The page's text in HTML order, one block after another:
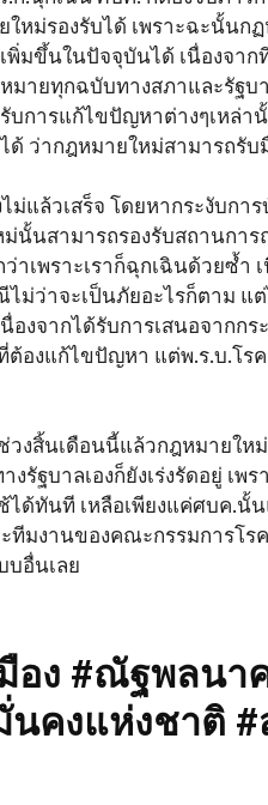
หม่รองรับได้ เพราะฉะนั้นก
ขึ้นในปัจจุบันได้ เนื่องจาก
มายทุกฉบับทางสภาและรัฐ
บการแก้ไขปัญหาต่างๆเหล่
ด้ ว่ากฎหมายใหม่สามารถรั
แล้วเสร็จ โดยหากระงับกา
นั้นสามารถรองรับสถานกา
เพราะเราก็ฉุกเฉินด้วยซ้ำ
ไม่ว่าจะเป็นภัยอะไรก็ตาม
งจากได้รับการเสนอจากก
ต้องแก้ไขปัญหา แต่พ.ร.บ.โ
งสิ้นเดือนนี้แล้วกฎหมายให
รัฐบาลเองก็ยังเร่งรัดอยู่ เพ
ด้ทันที เหลือเพียงแค่ศบค.นั้
ทีมงานของคณะกรรมการโร
บอื่นเลย
มือง #ณัฐพลน
คงแห่งชาติ